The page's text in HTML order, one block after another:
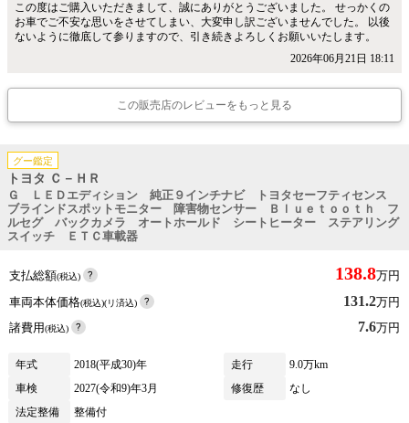
この度はご購入いただきまして、誠にありがとうございました。 せっかくの
お車でご不安な思いをさせてしまい、大変申し訳ございませんでした。 以後
ないように徹底して参りますので、引き続きよろしくお願いいたします。
2026年06月21日 18:11
この販売店のレビューをもっと見る
グー鑑定
トヨタ Ｃ－ＨＲ
Ｇ ＬＥＤエディション 純正９インチナビ トヨタセーフティセンス
ブラインドスポットモニター 障害物センサー Ｂｌｕｅｔｏｏｔｈ フ
ルセグ バックカメラ オートホールド シートヒーター ステアリング
スイッチ ＥＴＣ車載器
支払総額(税込) 138.8万円
車両本体価格(税込)(リ済込) 131.2万円
諸費用(税込) 7.6万円
年式 2018(平成30)年 走行
9.0万km
車検
2027(令和9)年3月 修復歴
なし
法定整備
整備付